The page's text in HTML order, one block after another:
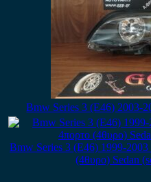
Bmw Series 3 (E46) 2003-
Bmw Series 3 (E46) 1999-
(4θυρο) Sedan